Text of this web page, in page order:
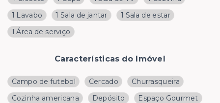
1 Lavabo
1 Sala de jantar
1 Sala de estar
1 Área de serviço
Características do Imóvel
Campo de futebol Cercado
Churrasqueira
Cozinha americana
Depósito
Espaço Gourmet